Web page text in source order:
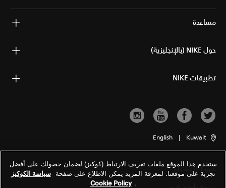
مساعدة
حول NIKE (بالإنجليزية)
تطبيقات NIKE
Kuwait
|
English
شروط الاستخدام
ستخدم هذا الموقع ملفات تعريف الارتباط (كوكيز) لضمان حصولك على أفضل
تجربة على موقعنا. لمعرفة المزيد يمكن الاطلاع على صفحة سياسة الكوكيز
.
Cookie Policy